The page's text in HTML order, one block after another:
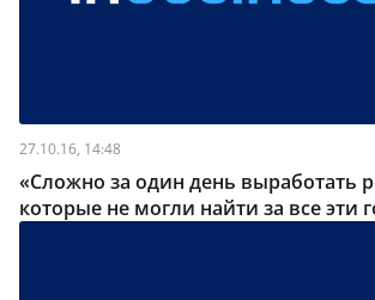
27.10.16, 14:48
«Сложно за один день выработать
которые не могли найти за все эти